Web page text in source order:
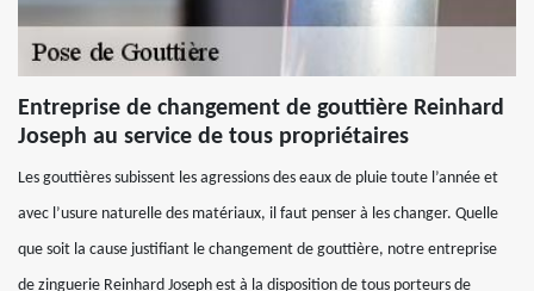
Entreprise de changement de gouttière Reinhard
Joseph au service de tous propriétaires
Les gouttières subissent les agressions des eaux de pluie toute l’année et
avec l’usure naturelle des matériaux, il faut penser à les changer. Quelle
que soit la cause justifiant le changement de gouttière, notre entreprise
de zinguerie Reinhard Joseph est à la disposition de tous porteurs de